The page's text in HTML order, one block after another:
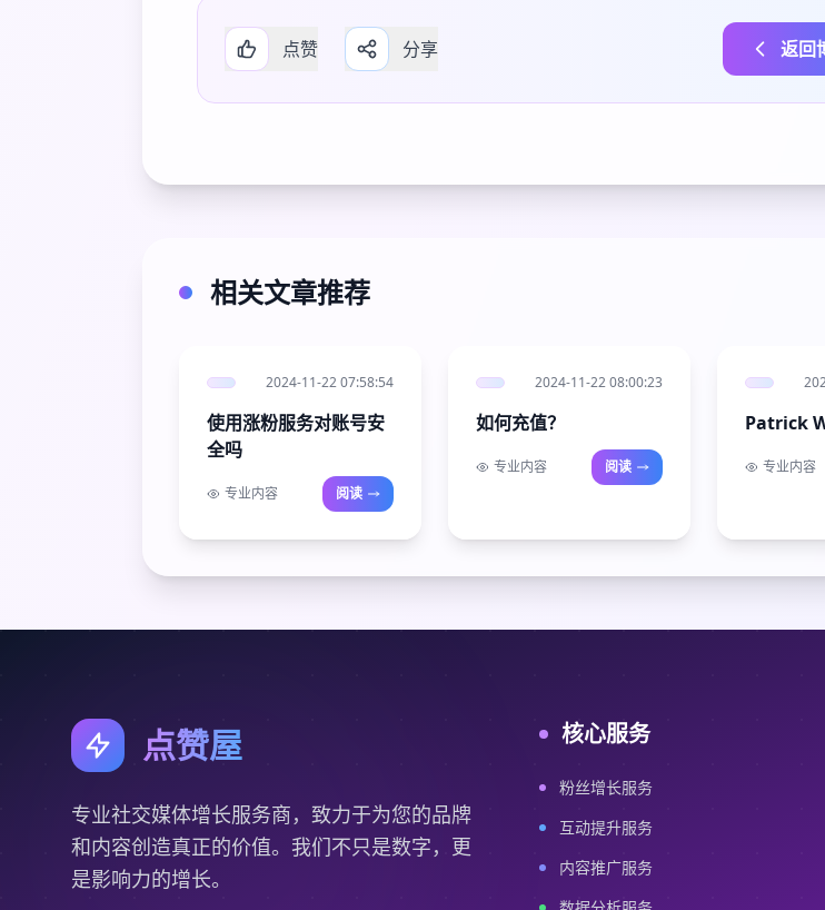
点赞 分享 返回
相关文章推荐
2024-11-22 07:58:54
使用涨粉服务对账号安
全吗
专业内容 阅读
2024-11-22 08:00:23
如何充值？
专业内容 阅读
Patrick
专业内容
点赞屋
专业社交媒体增长服务商，致力于为您的品牌
和内容创造真正的价值。我们不只是数字，更
是影响力的增长。
核心服务
粉丝增长服务
互动提升服务
内容推广服务